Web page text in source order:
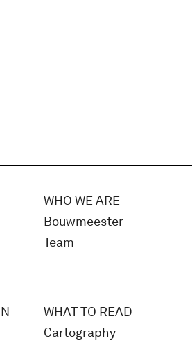
WHO WE ARE
Bouwmeester
Team
WHAT TO READ
Cartography